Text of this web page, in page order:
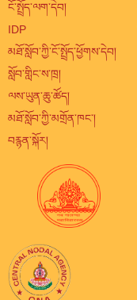
ངོ་སྤྲོད་ལག་དེབ།
IDP
མཐོ་སློབ་ཀྱི་ངོ་སྤྲོད་ཕྱོགས་དེབ།
སློབ་གླིང་ས་ཁྲ།
ལས་ཡུན་ཆུ་ཚོད།
མཐོ་སློབ་ཀྱི་མགྲོན་ཁང་།
བརྙན་སྐོར།